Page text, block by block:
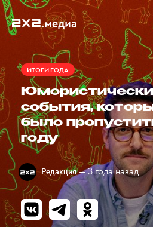
ИТОГИ ГОДА
события,
было
году
Редакция — 3 года назад